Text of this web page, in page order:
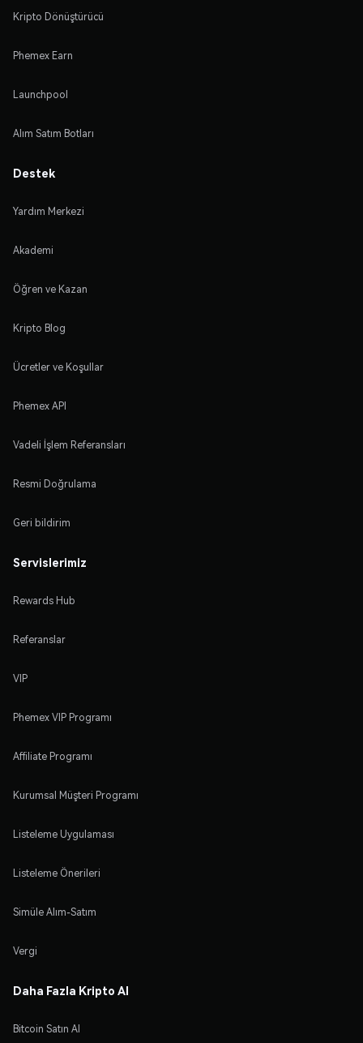
Kripto Dönüştürücü
Phemex Earn
Launchpool
Alım Satım Botları
Destek
Yardım Merkezi
Akademi
Öğren ve Kazan
Kripto Blog
Ücretler ve Koşullar
Phemex API
Vadeli İşlem Referansları
Resmi Doğrulama
Geri bildirim
Servislerimiz
Rewards Hub
Referanslar
VIP
Phemex VIP Programı
Affiliate Programı
Kurumsal Müşteri Programı
Listeleme Uygulaması
Listeleme Önerileri
Simüle Alım-Satım
Vergi
Daha Fazla Kripto Al
Bitcoin Satın Al